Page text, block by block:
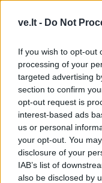
ve.lt - Do Not
If you wish to opt-out
processing of your
targeted advertising
section to confirm
opt-out request is
interest-based ads
us or personal
your opt-out. You
disclosure of your
IAB’s list of
also be disclosed by
Lietuva
Užulėnyje –
šventė: istorikai
neatsakytus
epochos klausimus